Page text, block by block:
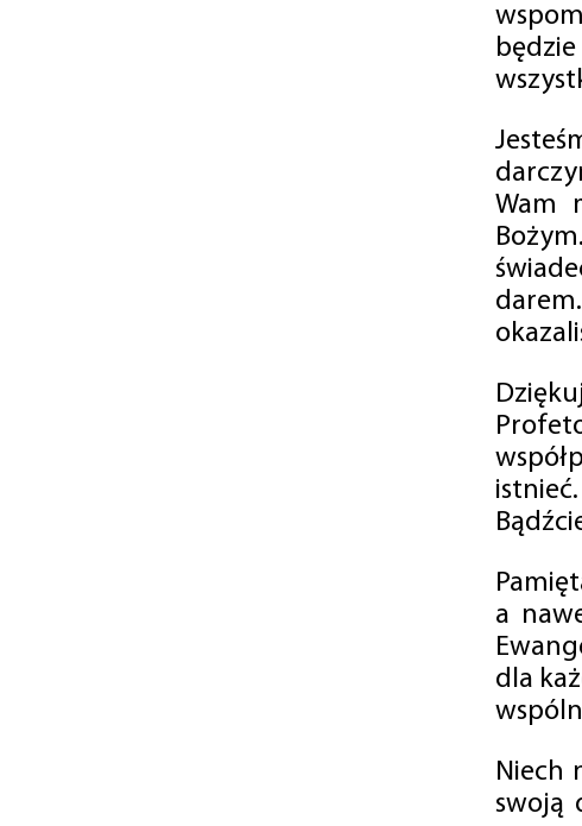
Wam
a
dla
Niech
swoją